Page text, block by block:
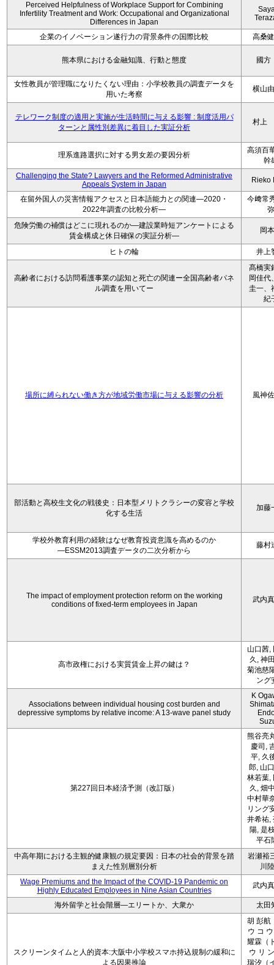
Perceived Helpfulness of Workplace Support for Combining
Infertility Treatment and Work: Occupational and Organizational
Differences in Japan
企業のイノベーション遂行力の背景条件の国際比較 高桑
熊本県における金融知識、行動と態度 國
女性教員が管理職になりたくない理由：小学校教員の調査データを
用いた考察
横山
テレワーク制度の適用と実施が生活時間に与える影響 : 制度活用パ
ターンと属性別差異に着目した実証分析
村上
理系進路選択に対する男女差の要因分析
高須百
幹
Challenging the State? Lawyers and the Reformed Administrative
Appeals System in Japan
Rieko
在留外国人の災害情報アクセスと日本語能力との関連―2020・
2022年調査の比較分析―
今﨑常
弥
危険労働の補償はどこに現れるのか―建設業時短アンケートによる
賃金構成と休日確保の実証分析―
岡
ヒトの輪 井上
高齢者における訪問看護事業の認知と死亡の関連ー全国高齢者パネ
ル調査を用いてー
髙橋実
岡佳代
圭一、
紀
場所に縛られない働き方が地域労働市場に与える影響の分析 風神
部活動と高校生文化の戦後史：日本型メリトクラシーの変容と学校
化する生活
加藤
学校外教育利用の経験はなぜ教育投資意識を高めるのか
―ESSM2013調査データの二次分析から
藤村
The impact of employment protection reform on the working
conditions of fixed-term employees in Japan
武内
高市政権における実質賃金上昇の鍵は？
山口茜,
久, 神
菊池慈
ング
Associations between individual housing cost burden and
depressive symptoms by relative income: A 13-wave panel study
K
第227回日本経済予測（改訂版）
熊谷亮
慶司,
平, 久
郎, 山
林若葉,
久, 畑
中村華
リング
井希祐,
陽, 是
平石
中高年期における主観的健康観の規定要因：日本の社会的背景を踏
まえた性別層別分析
岩瀬裕
川
Wage Premiums and the Impact of the COVID‑19 Pandemic on
Highly Educated Employees in Nine Asian Countries
武内
海外留学と社会階層―エリートか、大衆か 太田
スクリーンタイムと人的資本:大阪中小学校スマホ持込規制の緩和に
よる因果推論
胡 彭航
ウ コ
耀霖（
ウ リ
瑞汐（